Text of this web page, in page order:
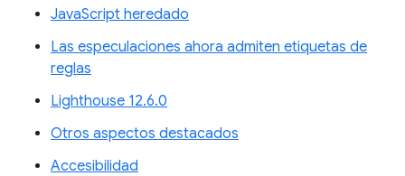
JavaScript heredado
Las especulaciones ahora admiten etiquetas de
reglas
Lighthouse 12.6.0
Otros aspectos destacados
Accesibilidad